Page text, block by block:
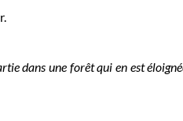
dans une forêt qui en est